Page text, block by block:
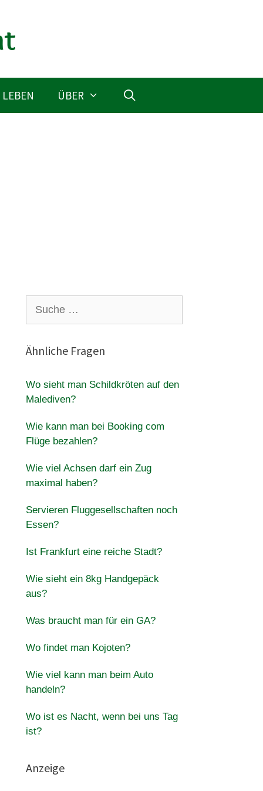
ÜBER
nach:
Ähnliche Fragen
Wo sieht man Schildkröten auf den
Malediven?
Wie kann man bei Booking com
Flüge bezahlen?
Wie viel Achsen darf ein Zug
maximal haben?
Servieren Fluggesellschaften noch
Essen?
Ist Frankfurt eine reiche Stadt?
Wie sieht ein 8kg Handgepäck
aus?
Was braucht man für ein GA?
Wo findet man Kojoten?
Wie viel kann man beim Auto
handeln?
Wo ist es Nacht, wenn bei uns Tag
ist?
Anzeige